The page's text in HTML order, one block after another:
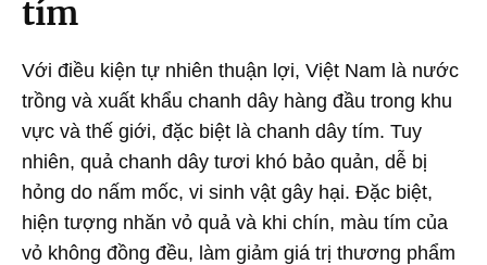
tím
Với điều kiện tự nhiên thuận lợi, Việt Nam là nước
trồng và xuất khẩu chanh dây hàng đầu trong khu
vực và thế giới, đặc biệt là chanh dây tím. Tuy
nhiên, quả chanh dây tươi khó bảo quản, dễ bị
hỏng do nấm mốc, vi sinh vật gây hại. Đặc biệt,
hiện tượng nhăn vỏ quả và khi chín, màu tím của
vỏ không đồng đều, làm giảm giá trị thương phẩm